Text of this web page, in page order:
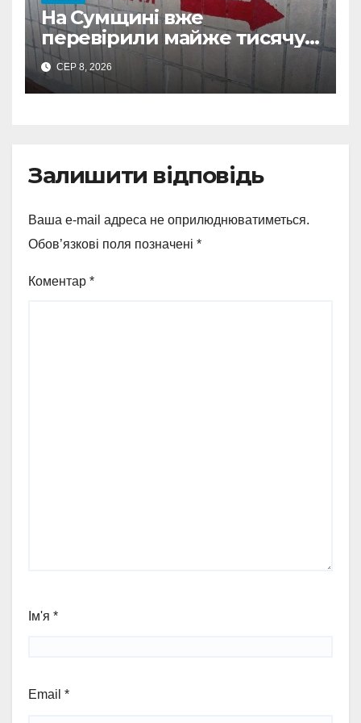
На Сумщині вже
перевірили майже тисячу
укриттів: де виявили
замкнені двері
СЕР 8, 2026
Залишити відповідь
Ваша e-mail адреса не оприлюднюватиметься.
Обов’язкові поля позначені *
Коментар *
Ім'я *
Email *